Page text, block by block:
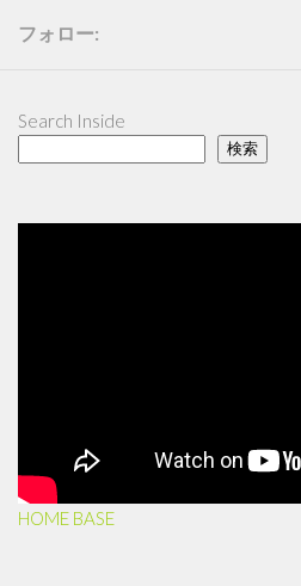
フォロー:
Search Inside
検索
HOME BASE